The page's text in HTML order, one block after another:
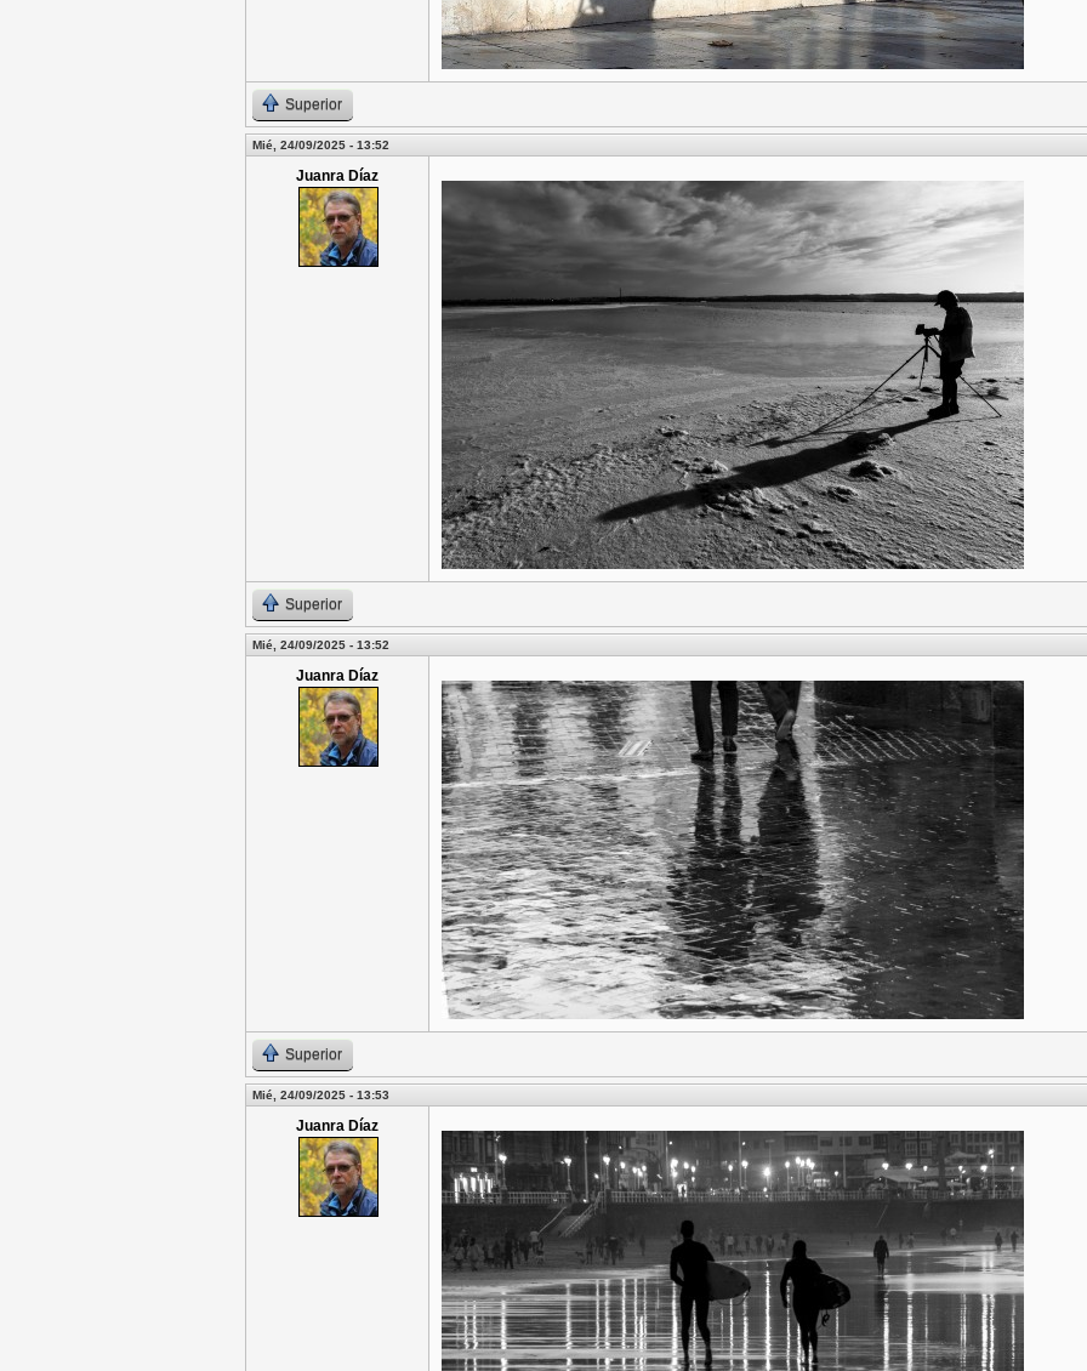
Superior
Mié, 24/09/2025 - 13:52
Juanra Díaz
Superior
Mié, 24/09/2025 - 13:52
Juanra Díaz
Superior
Mié, 24/09/2025 - 13:53
Juanra Díaz